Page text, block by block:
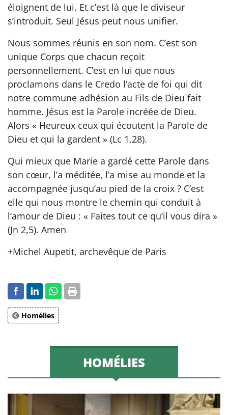
éloignent de lui. Et c’est là que le diviseur
s’introduit. Seul Jésus peut nous unifier.
Nous sommes réunis en son nom. C’est son
unique Corps que chacun reçoit
personnellement. C’est en lui que nous
proclamons dans le Credo l’acte de foi qui dit
notre commune adhésion au Fils de Dieu fait
homme. Jésus est la Parole incréée de Dieu.
Alors « Heureux ceux qui écoutent la Parole de
Dieu et qui la gardent » (Lc 1,28).
Qui mieux que Marie a gardé cette Parole dans
son cœur, l’a méditée, l’a mise au monde et la
accompagnée jusqu’au pied de la croix ? C’est
elle qui nous montre le chemin qui conduit à
l’amour de Dieu : « Faites tout ce qu’il vous dira »
(Jn 2,5). Amen
+Michel Aupetit, archevêque de Paris
Homélies
HOMÉLIES